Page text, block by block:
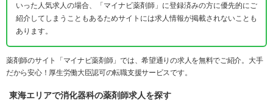
いった人気求人の場合、「マイナビ薬剤師」に登録済みの方に優先的にご
紹介してしまうこともあるためサイトには求人情報が掲載されないことも
あります。
薬剤師のサイト「マイナビ薬剤師」では、希望通りの求人を無料でご紹介。大手
だから安心！厚生労働大臣認可の転職支援サービスです。
東海エリアで消化器科の薬剤師求人を探す